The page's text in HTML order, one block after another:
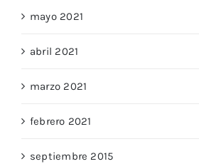
mayo 2021
abril 2021
marzo 2021
febrero 2021
septiembre 2015